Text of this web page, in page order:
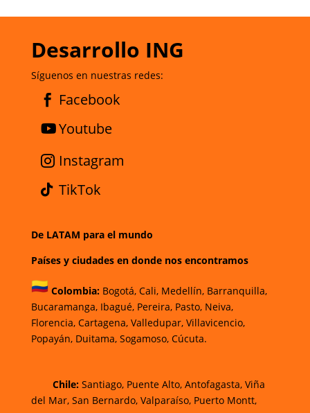
Desarrollo ING
Síguenos en nuestras redes:
Facebook
Youtube
Instagram
TikTok
De LATAM para el mundo
Países y ciudades en donde nos encontramos
Colombia: Bogotá,Cali, Medellín, Barranquilla,
Bucaramanga,Ibagué,Pereira,Pasto, Neiva,
Florencia, Cartagena, Valledupar, Villavicencio,
Popayán, Duitama, Sogamoso, Cúcuta.
Chile:Santiago, Puente Alto, Antofagasta, Viña
del Mar, San Bernardo, Valparaíso, Puerto Montt,